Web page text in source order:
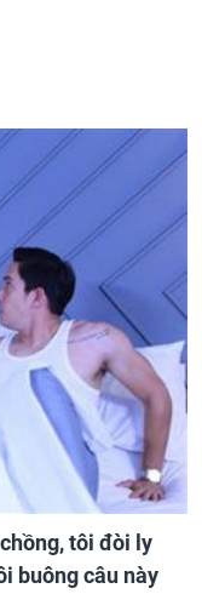
tôi đòi ly
buông câu này